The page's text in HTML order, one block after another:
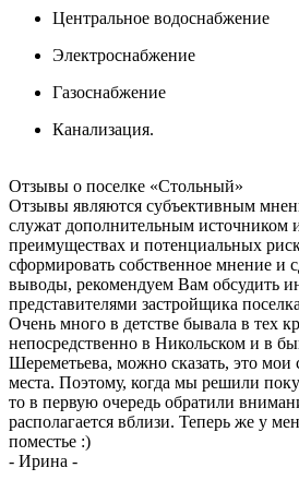
Центральное водоснабжение
Электроснабжение
Газоснабжение
Канализация.
Отзывы о поселке «Стольный»
Отзывы являются субъективным
служат дополнительным источником
преимуществах и потенциальных
сформировать собственное мнение и
выводы, рекомендуем Вам обсудить
представителями застройщика
Очень много в детстве бывала в тех
непосредственно в Никольском и в
Шереметьева, можно сказать, это
места. Поэтому, когда мы решили
то в первую очередь обратили
располагается вблизи. Теперь же у
поместье :)
- Ирина -